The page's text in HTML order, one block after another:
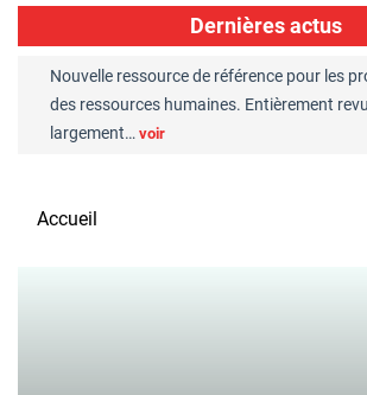
Dernières actus
Nouvelle ressource de référence pour les
des ressources humaines. Entièrement
largement…voir
Accueil